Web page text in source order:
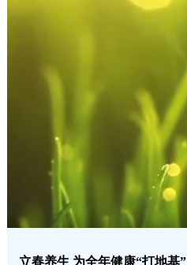
立春养生 为全年健康“打地基”